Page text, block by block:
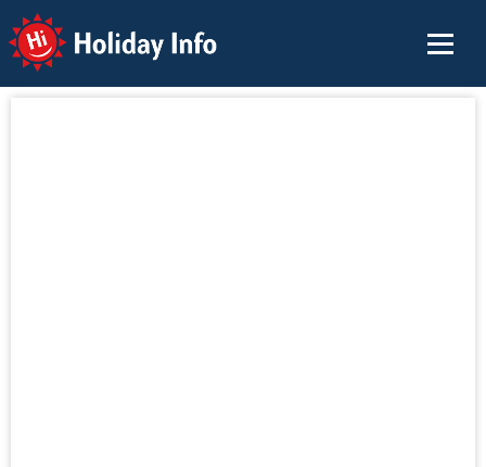
Holiday Info